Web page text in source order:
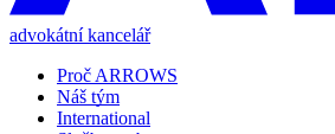
advokátní kancelář
Proč ARROWS
Náš tým
International